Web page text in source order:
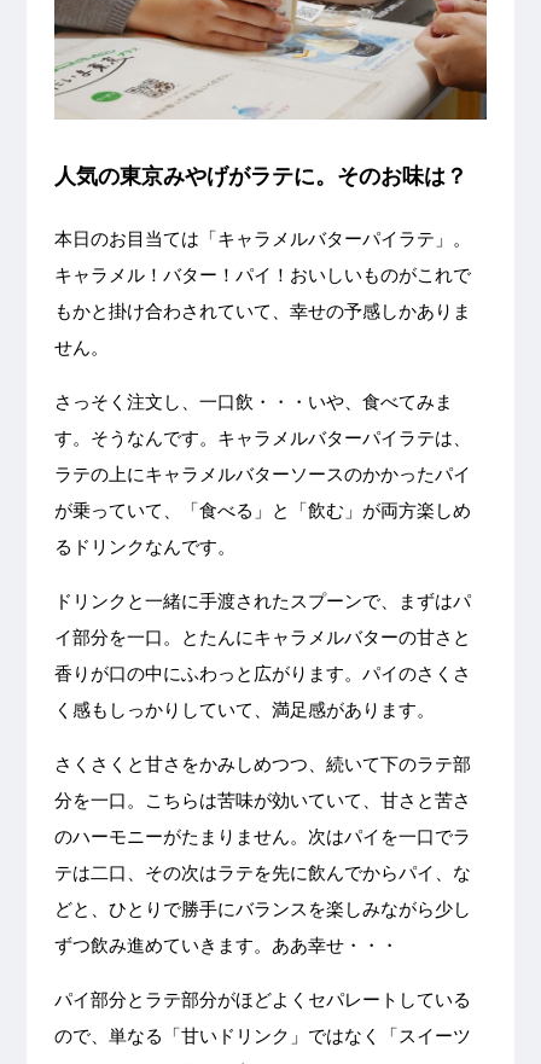
人気の東京みやげがラテに。そのお味は？
本日のお目当ては「キャラメルバターパイラテ」。
キャラメル！バター！パイ！おいしいものがこれで
もかと掛け合わされていて、幸せの予感しかありま
せん。
さっそく注文し、一口飲・・・いや、食べてみま
す。そうなんです。キャラメルバターパイラテは、
ラテの上にキャラメルバターソースのかかったパイ
が乗っていて、「食べる」と「飲む」が両方楽しめ
るドリンクなんです。
ドリンクと一緒に手渡されたスプーンで、まずはパ
イ部分を一口。とたんにキャラメルバターの甘さと
香りが口の中にふわっと広がります。パイのさくさ
く感もしっかりしていて、満足感があります。
さくさくと甘さをかみしめつつ、続いて下のラテ部
分を一口。こちらは苦味が効いていて、甘さと苦さ
のハーモニーがたまりません。次はパイを一口でラ
テは二口、その次はラテを先に飲んでからパイ、な
どと、ひとりで勝手にバランスを楽しみながら少し
ずつ飲み進めていきます。ああ幸せ・・・
パイ部分とラテ部分がほどよくセパレートしている
ので、単なる「甘いドリンク」ではなく「スイーツ